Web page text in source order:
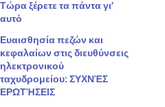
Τώρα ξέρετε τα πάντα γι’
αυτό
Ευαισθησία πεζών και
κεφαλαίων στις διευθύνσεις
ηλεκτρονικού
ταχυδρομείου: ΣΥΧΝΈΣ
ΕΡΩΤΉΣΕΙΣ